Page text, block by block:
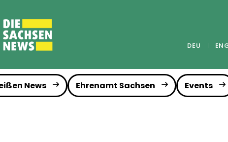
DEU
News Ehrenamt Sachsen Events